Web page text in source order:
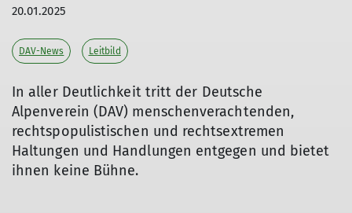
20.01.2025
DAV-News Leitbild
In aller Deutlichkeit tritt der Deutsche
Alpenverein (DAV) menschenverachtenden,
rechtspopulistischen und rechtsextremen
Haltungen und Handlungen entgegen und bietet
ihnen keine Bühne.